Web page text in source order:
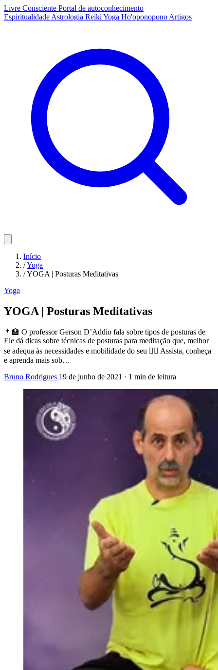
Livre Consciente Portal de autoconhecimento
Espiritualidade Astrologia Reiki Yoga Ho'oponopono Artigos
Início
/Yoga
/YOGA | Posturas Meditativas
Yoga
YOGA | Posturas Meditativas
👨‍🏫 O professor Gerson D’Addio fala sobre tipos de posturas de
Ele dá dicas sobre técnicas de posturas para meditação que, melhor
se adequa às necessidades e mobilidade do seu 🧘‍♂️ Assista, conheça
e aprenda mais sob…
Bruno Rodrigues 19 de junho de 2021 · 1 min de leitura